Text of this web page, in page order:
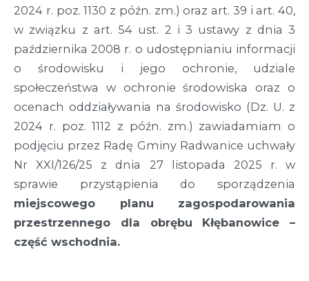
2024 r. poz. 1130 z późn. zm.) oraz art. 39 i art. 40,
w związku z art. 54 ust. 2 i 3 ustawy z dnia 3
października 2008 r. o udostępnianiu informacji
o środowisku i jego ochronie, udziale
społeczeństwa w ochronie środowiska oraz o
ocenach oddziaływania na środowisko (Dz. U. z
2024 r. poz. 1112 z późn. zm.) zawiadamiam o
podjęciu przez Radę Gminy Radwanice uchwały
Nr XXI/126/25 z dnia 27 listopada 2025 r. w
sprawie przystąpienia do sporządzenia
miejscowego planu zagospodarowania
przestrzennego dla obrębu Kłębanowice –
część wschodnia.